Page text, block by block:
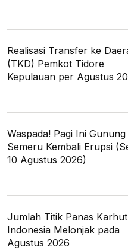
Realisasi Transfer ke
(TKD) Pemkot Tidore
Kepulauan per Agustus
Waspada! Pagi Ini Gunung
Semeru Kembali Erupsi
10 Agustus 2026)
Jumlah Titik Panas
Indonesia Melonjak pada
Agustus 2026